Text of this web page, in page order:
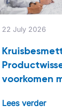
22 July 2026
voorkomen
Lees verder